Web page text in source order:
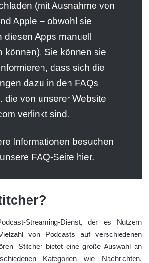
(mit Ausnahme von
Apple – obwohl sie
diesen Apps manuell
können). Sie können sie
dass sich die
dazu in den FAQs
die von unserer Website
verlinkt sind.
Informationen besuchen
FAQ-Seite hier.
Streaming-Dienst, der es Nutzern
von Podcasts auf verschiedenen
Stitcher bietet eine große Auswahl an
Kategorien wie Nachrichten,